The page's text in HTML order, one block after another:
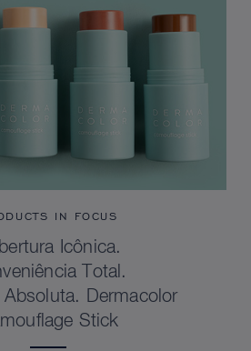
IN FOCUS
Icônica.
Total.
Absoluta. Dermacolor
Stick